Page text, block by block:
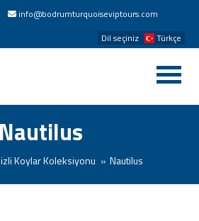
info@bodrumturquoiseviptours.com
Dil seçiniz
Türkçe
Nautilus
Koylar Koleksiyonu Nautilus